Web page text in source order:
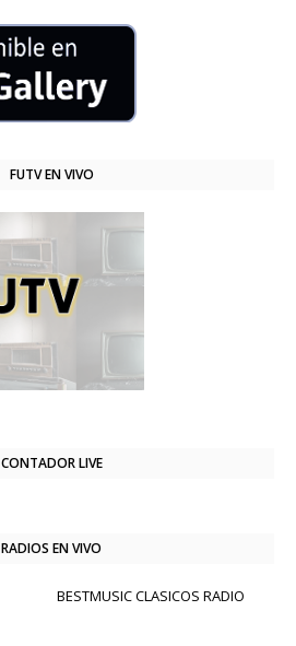
FUTV EN VIVO
CONTADOR LIVE
RADIOS EN VIVO
BESTMUSIC CLASICOS RADIO